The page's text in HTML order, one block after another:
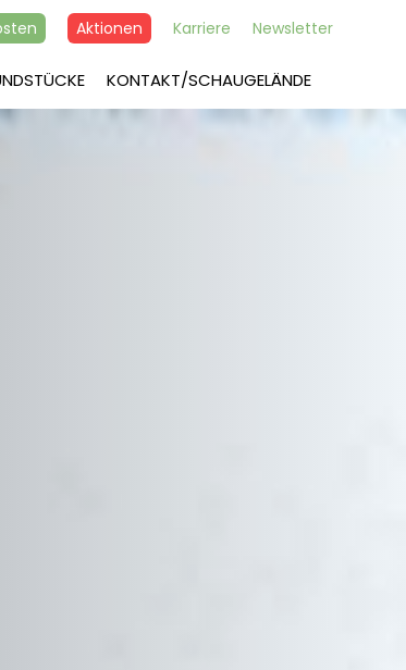
Aktionen Karriere Newsletter
KONTAKT/SCHAUGELÄNDE